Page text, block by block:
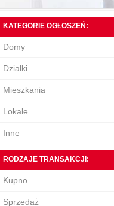
KATEGORIE OGŁOSZEŃ:
Domy
Działki
Mieszkania
Lokale
Inne
RODZAJE TRANSAKCJI:
Kupno
Sprzedaż